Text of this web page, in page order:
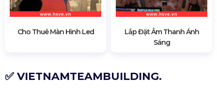
Cho Thuê Màn Hình Led
Lắp Đặt Âm Thanh Ánh
Sáng
✅ VIETNAMTEAMBUILDING.